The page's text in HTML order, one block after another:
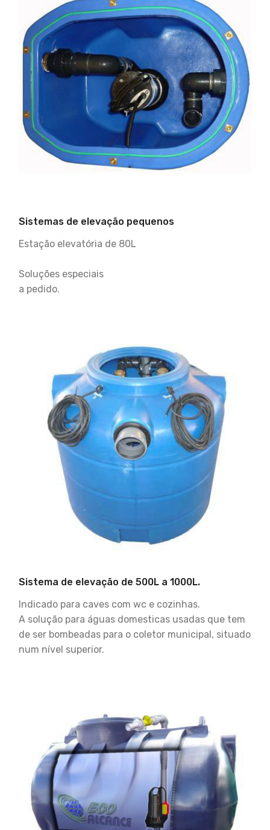
Sistemas de elevação pequenos
Estação elevatória de 80L
Soluções especiais
a pedido.
Sistema de elevação de 500L a 1000L.
Indicado para caves com wc e cozinhas.
A solução para águas domesticas usadas que tem
de ser bombeadas para o coletor municipal, situado
num nível superior.